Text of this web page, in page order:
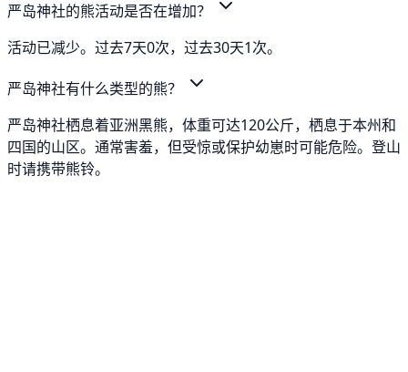
严岛神社的熊活动是否在增加？
活动已减少。过去7天0次，过去30天1次。
严岛神社有什么类型的熊？
严岛神社栖息着亚洲黑熊，体重可达120公斤，栖息于本州和
四国的山区。通常害羞，但受惊或保护幼崽时可能危险。登山
时请携带熊铃。